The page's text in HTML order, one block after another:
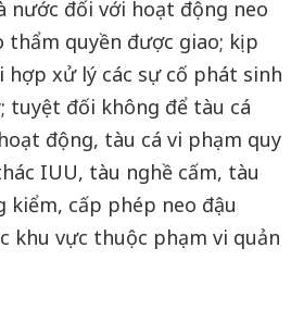
nước đối với hoạt động neo
quyền được giao; kịp
hợp xử lý các sự cố phát sinh
tuyệt đối không để tàu cá
động, tàu cá vi phạm quy
IUU, tàu nghề cấm, tàu
kiểm, cấp phép neo đậu
khu vực thuộc phạm vi quản